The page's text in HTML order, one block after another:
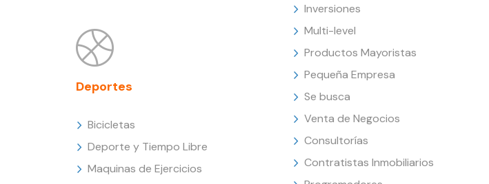
Deportes
Bicicletas
Deporte y Tiempo Libre
Maquinas de Ejercicios
Inversiones
Multi-level
Productos Mayoristas
Pequeña Empresa
Se busca
Venta de Negocios
Consultorías
Contratistas Inmobiliarios